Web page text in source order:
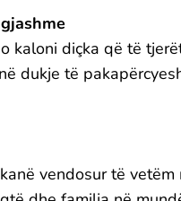
kaloni diçka që të
dukje të
vendosur të